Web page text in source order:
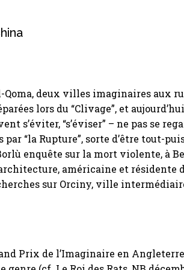
Qoma, deux villes imaginaires aux
lors du “Clivage”, et
s’éviter, “s’éviser” – ne pas se
par “la Rupture”, sorte d’être tout-
enquête sur la mort violente, à
américaine et résidente
sur Orciny, ville
Prix de l’Imaginaire en